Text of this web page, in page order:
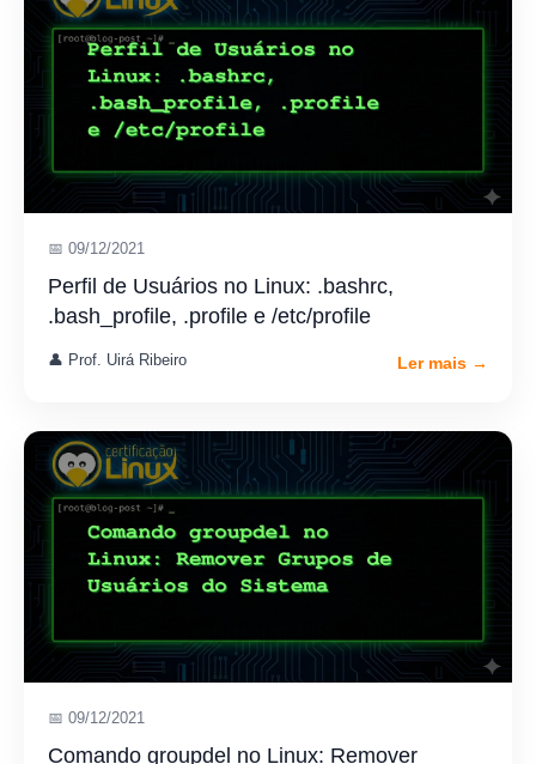
📅 09/12/2021
Perfil de Usuários no Linux: .bashrc,
.bash_profile, .profile e /etc/profile
👤 Prof. Uirá Ribeiro Ler mais →
📅 09/12/2021
Comando groupdel no Linux: Remover